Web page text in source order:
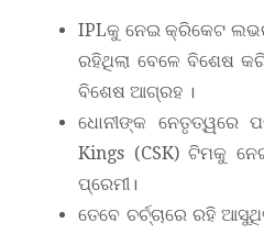
IPLକୁ ନେଇ କ୍ରିକେଟ
ରହିଥିଲା ବେଳେ ବିଶେଷ
ବିଶେଷ ଆଗ୍ରହ ।
ଧୋନୀଙ୍କ ନେତୃତ୍ୱରେ
Kings (CSK) ଟିମକୁ
ପ୍ରେମୀ।
ତେବେ ଚର୍ଚ୍ଚାରେ ରହି